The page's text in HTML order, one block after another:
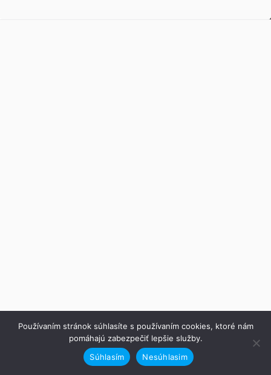
Používaním stránok súhlasíte s používaním cookies, ktoré nám
pomáhajú zabezpečiť lepšie služby.
Súhlasím
Nesúhlasim